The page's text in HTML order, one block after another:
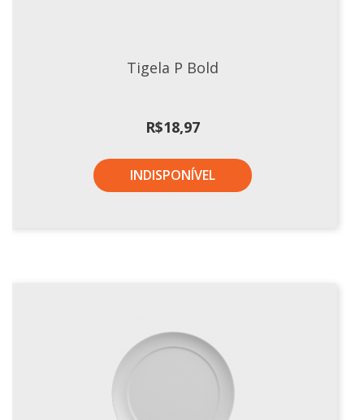
Tigela P Bold
R$18,97
INDISPONÍVEL